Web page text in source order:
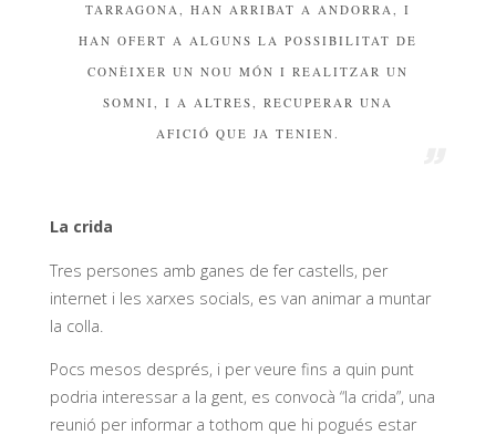
TARRAGONA, HAN ARRIBAT A ANDORRA, I
HAN OFERT A ALGUNS LA POSSIBILITAT DE
CONÈIXER UN NOU MÓN I REALITZAR UN
SOMNI, I A ALTRES, RECUPERAR UNA
AFICIÓ QUE JA TENIEN.
La crida
Tres persones amb ganes de fer castells, per
internet i les xarxes socials, es van animar a muntar
la colla.
Pocs mesos després, i per veure fins a quin punt
podria interessar a la gent, es convocà “la crida”, una
reunió per informar a tothom que hi pogués estar